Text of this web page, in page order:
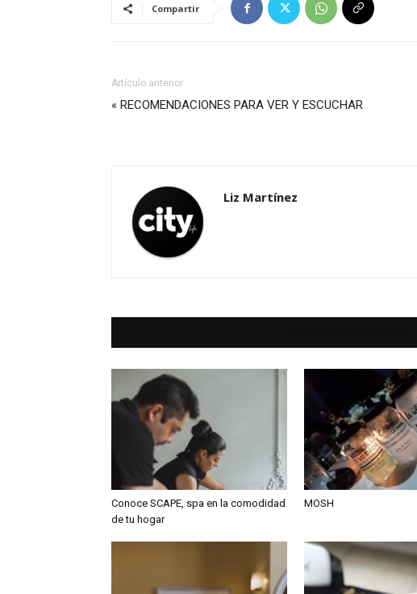
Compartir
Artículo anterior
« RECOMENDACIONES PARA VER Y ESCUCHAR
Liz Martínez
Conoce SCAPE, spa en la comodidad
de tu hogar
MOSH